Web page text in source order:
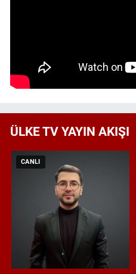
ÜLKE TV YAYIN AKIŞI
CANLI